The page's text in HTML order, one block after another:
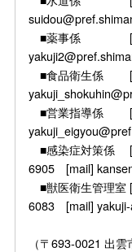
■薬事係
■食品衛生係
■営業指導係
■感染症対策係
6905 [mail]
■獣医衛生管理
6083 [mail] yakuji-
＊獣医衛生
（〒693-0021 出